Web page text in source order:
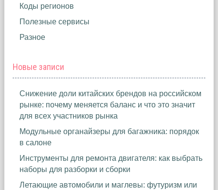
Коды регионов
Полезные сервисы
Разное
Новые записи
Снижение доли китайских брендов на российском
рынке: почему меняется баланс и что это значит
для всех участников рынка
Модульные органайзеры для багажника: порядок
в салоне
Инструменты для ремонта двигателя: как выбрать
наборы для разборки и сборки
Летающие автомобили и маглевы: футуризм или